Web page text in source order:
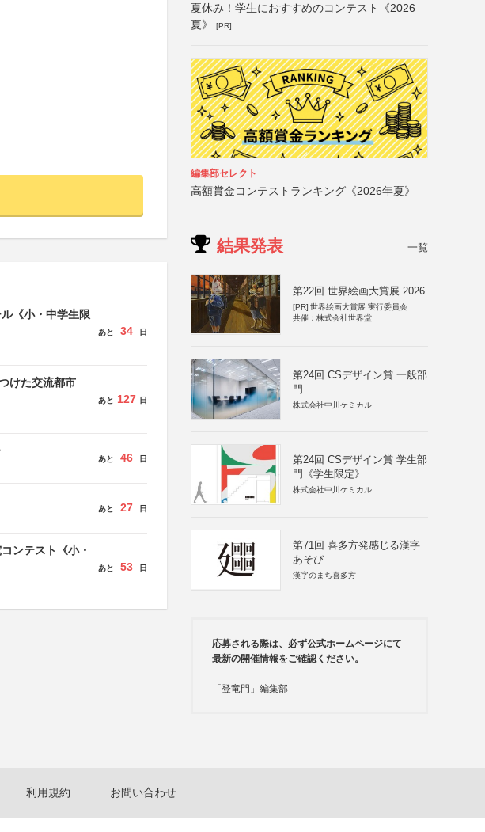
《小・中学生限
あと 34 日
けた交流都市
あと 127 日
あと 46 日
あと 27 日
ンテスト《小・
あと 53 日
夏休み！学生におすすめのコンテスト《2026
夏》
[PR]
編集部セレクト
高額賞金コンテストランキング《2026年夏》
結果発表 一覧
第22回 世界絵画大賞展 2026
[PR] 世界絵画大賞展 実行委員会
共催：株式会社世界堂
第24回 CSデザイン賞 一般部
門
株式会社中川ケミカル
第24回 CSデザイン賞 学生部
門《学生限定》
株式会社中川ケミカル
第71回 喜多方発感じる漢字
あそび
漢字のまち喜多方
応募される際は、必ず公式ホームページにて
最新の開催情報をご確認ください。
「登竜門」編集部
利用規約 お問い合わせ